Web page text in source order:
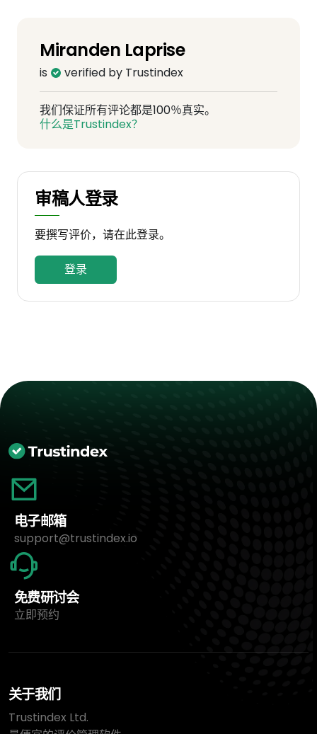
Miranden Laprise
is verified by Trustindex
我们保证所有评论都是100％真实。
什么是Trustindex？
审稿人登录
要撰写评价，请在此登录。
登录
电子邮箱
support@trustindex.io
免费研讨会
立即预约
关于我们
Trustindex Ltd.